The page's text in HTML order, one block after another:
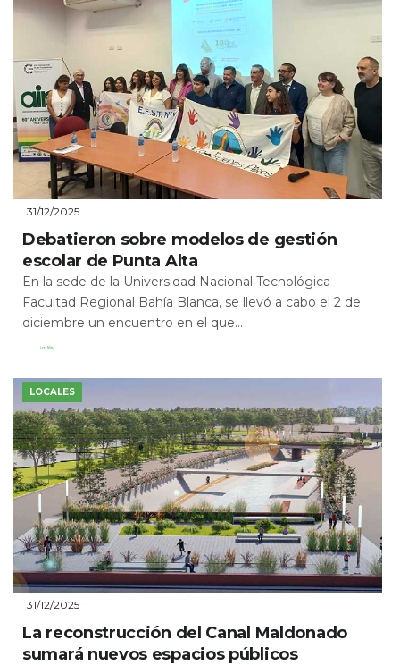
31/12/2025
Debatieron sobre modelos de gestión
escolar de Punta Alta
En la sede de la Universidad Nacional Tecnológica
Facultad Regional Bahía Blanca, se llevó a cabo el 2 de
diciembre un encuentro en el que...
Leer Más
LOCALES
31/12/2025
La reconstrucción del Canal Maldonado
sumará nuevos espacios públicos